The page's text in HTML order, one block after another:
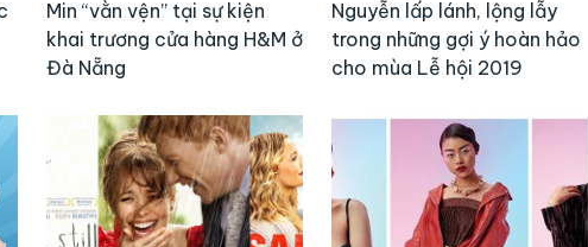
Min “vằn vện” tại sự kiện
khai trương cửa hàng H&M ở
Đà Nẵng
Nguyễn lấp lánh, lộng lẫy
trong những gợi ý hoàn hảo
cho mùa Lễ hội 2019